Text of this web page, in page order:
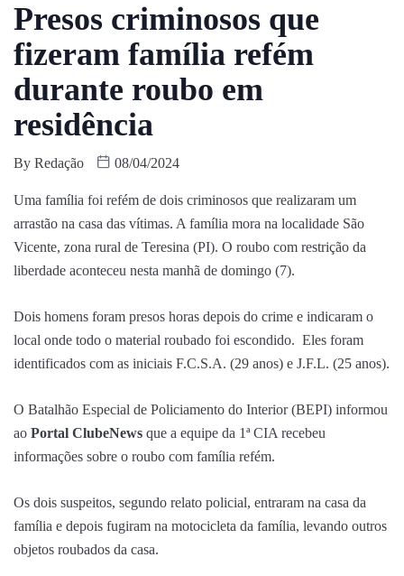
Presos criminosos que
fizeram família refém
durante roubo em
residência
By Redação 08/04/2024
Uma família foi refém de dois criminosos que realizaram um
arrastão na casa das vítimas. A família mora na localidade São
Vicente, zona rural de Teresina (PI). O roubo com restrição da
liberdade aconteceu nesta manhã de domingo (7).
Dois homens foram presos horas depois do crime e indicaram o
local onde todo o material roubado foi escondido. Eles foram
identificados com as iniciais F.C.S.A. (29 anos) e ⁠J.F.L. (25 anos).
O Batalhão Especial de Policiamento do Interior (BEPI) informou
ao Portal ClubeNews que a equipe da 1ª CIA recebeu
informações sobre o roubo com família refém.
Os dois suspeitos, segundo relato policial, entraram na casa da
família e depois fugiram na motocicleta da família, levando outros
objetos roubados da casa.